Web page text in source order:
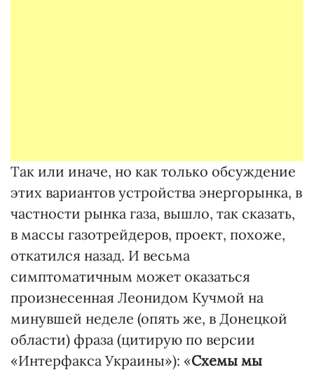
Так или иначе, но как только обсуждение
этих вариантов устройства энергорынка, в
частности рынка газа, вышло, так сказать,
в массы газотрейдеров, проект, похоже,
откатился назад. И весьма
симптоматичным может оказаться
произнесенная Леонидом Кучмой на
минувшей неделе (опять же, в Донецкой
области) фраза (цитирую по версии
«Интерфакса Украины»): «Схемы мы